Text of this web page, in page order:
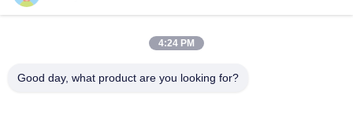
0086-18148506772
4:24 PM
Good day, what product are you looking for?